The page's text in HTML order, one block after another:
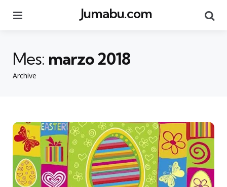
Jumabu.com
Archive
Mes: marzo 2018